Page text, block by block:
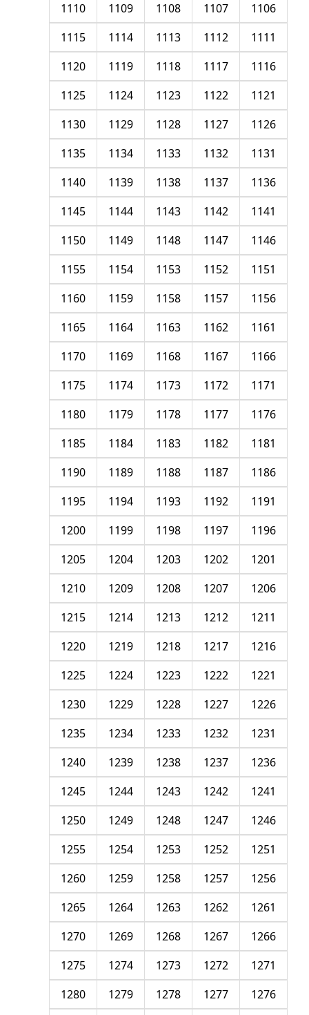
1106
1107
1108
1109
1110
1111
1112
1113
1114
1115
1116
1117
1118
1119
1120
1121
1122
1123
1124
1125
1126
1127
1128
1129
1130
1131
1132
1133
1134
1135
1136
1137
1138
1139
1140
1141
1142
1143
1144
1145
1146
1147
1148
1149
1150
1151
1152
1153
1154
1155
1156
1157
1158
1159
1160
1161
1162
1163
1164
1165
1166
1167
1168
1169
1170
1171
1172
1173
1174
1175
1176
1177
1178
1179
1180
1181
1182
1183
1184
1185
1186
1187
1188
1189
1190
1191
1192
1193
1194
1195
1196
1197
1198
1199
1200
1201
1202
1203
1204
1205
1206
1207
1208
1209
1210
1211
1212
1213
1214
1215
1216
1217
1218
1219
1220
1221
1222
1223
1224
1225
1226
1227
1228
1229
1230
1231
1232
1233
1234
1235
1236
1237
1238
1239
1240
1241
1242
1243
1244
1245
1246
1247
1248
1249
1250
1251
1252
1253
1254
1255
1256
1257
1258
1259
1260
1261
1262
1263
1264
1265
1266
1267
1268
1269
1270
1271
1272
1273
1274
1275
1276
1277
1278
1279
1280